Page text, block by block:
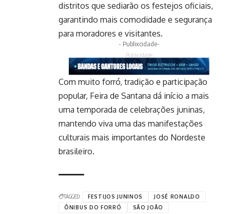
distritos que sediarão os festejos oficiais,
garantindo mais comodidade e segurança
para moradores e visitantes.
- Publixcidade-
Publicidade
Com muito forró, tradição e participação
popular, Feira de Santana dá início a mais
uma temporada de celebrações juninas,
mantendo viva uma das manifestações
culturais mais importantes do Nordeste
brasileiro.
TAGGED: FESTIJOS JUNINOS
JOSÉ RONALDO
ÔNIBUS DO FORRÓ
SÃO JOÃO